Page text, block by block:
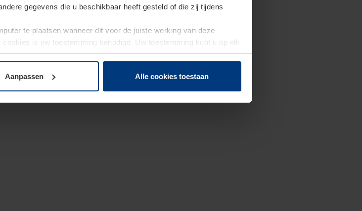
gegevens die u beschikbaar heeft gesteld of die zij tijdens
te plaatsen wanneer dit voor de juiste werking van deze
is uw toestemming benodigd. Uw toestemming kunt u op elk
op onze website wijzigen of herroepen.
Aanpassen Alle cookies toestaan